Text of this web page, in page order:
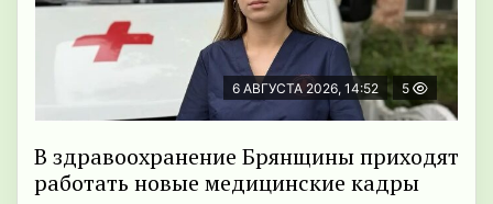
6 АВГУСТА 2026, 14:52 5
В здравоохранение Брянщины приходят
работать новые медицинские кадры